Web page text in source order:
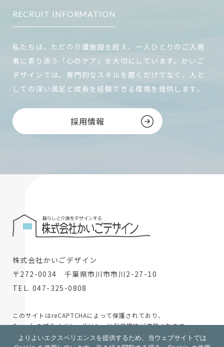
RECRUIT INFORMATION
私たちは、ただの介護施設を超え、一人ひとりのご入居
者に寄り添う「心のケア」を大切にしています。かいご
デザインでは、専門的なスキルを磨くだけでなく、人と
しての深い満足と成長を経験できる環境を提供します。
採用情報
株式会社かいごデザイン
〒272-0034 千葉県市川市市川2-27-10
TEL. 047-325-0808
このサイトはreCAPTCHAによって保護されており、
Googleのプライバシーポリシーと利用規約が適用されます。
© 2024 株式会社かいごデザイン
よりよいエクスペリエンスを提供するため、当ウェブサイトでは